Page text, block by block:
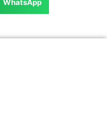
WhatsApp